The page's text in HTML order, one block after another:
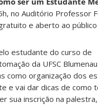
no Auditório Professor
e aberto ao
estudante do curso de
da UFSC
como organização dos
e vai dar dicas de como
sua inscrição na palestra,